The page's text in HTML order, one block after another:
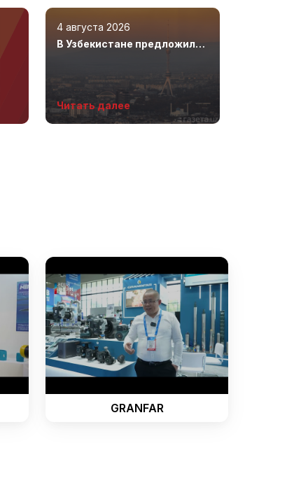
4 августа 2026
В Узбекистане предложили
Читать далее
GRANFAR